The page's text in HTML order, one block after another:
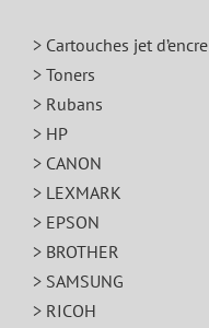
> Cartouches jet d’encre
> Toners
> Rubans
> HP
> CANON
> LEXMARK
> EPSON
> BROTHER
> SAMSUNG
> RICOH